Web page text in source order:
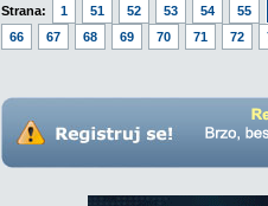
Strana: 1 51 52 53 54 55
66
67 68 69 70 71 72